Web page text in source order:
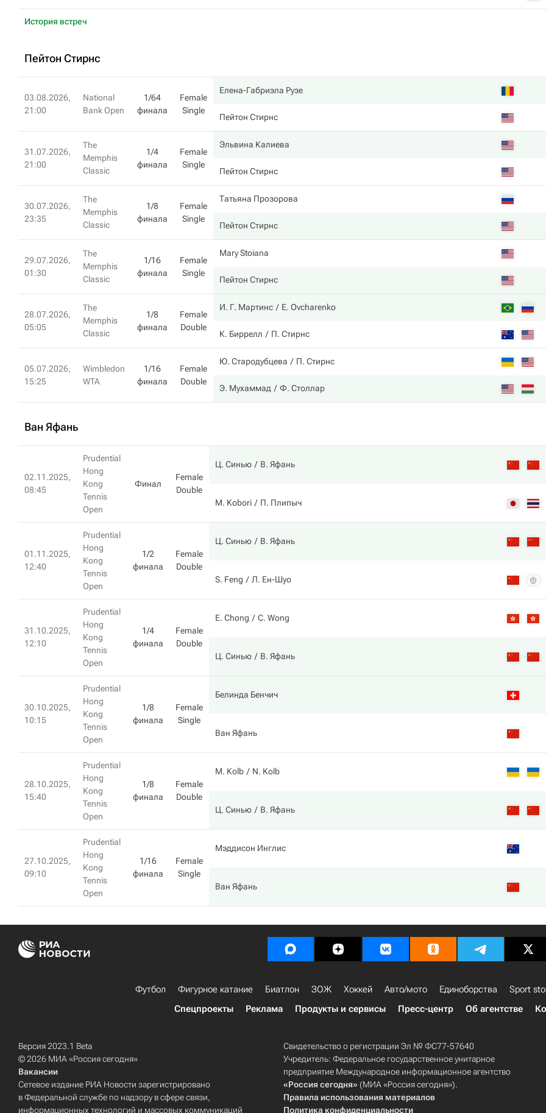
История встреч
Пейтон Стирнс
03.08.2026,
21:00
National
Bank Open
1/64
финала
Female
Single
Елена-Габриэла Рузе
Пейтон Стирнс
31.07.2026,
21:00
The
Memphis
Classic
1/4
финала
Female
Single
Эльвина Калиева
Пейтон Стирнс
30.07.2026,
23:35
The
Memphis
Classic
1/8
финала
Female
Single
Татьяна Прозорова
Пейтон Стирнс
29.07.2026,
01:30
The
Memphis
Classic
1/16
финала
Female
Single
Mary Stoiana
Пейтон Стирнс
28.07.2026,
05:05
The
Memphis
Classic
1/8
финала
Female
Double
И. Г. Мартинс E. Ovcharenko
К. Биррелл П. Стирнс
05.07.2026,
15:25
Wimbledon
WTA
1/16
финала
Female
Double
Ю. Стародубцева П. Стирнс
Э. Мухаммад Ф. Столлар
Ван Яфань
02.11.2025,
08:45
Prudential
Hong
Kong
Tennis
Open
Финал
Female
Double
Ц. Синью В. Яфань
M. Kobori П. Плипыч
01.11.2025,
12:40
Prudential
Hong
Kong
Tennis
Open
1/2
финала
Female
Double
Ц. Синью В. Яфань
S. Feng Л. Ен-Шуо
31.10.2025,
12:10
Prudential
Hong
Kong
Tennis
Open
1/4
финала
Female
Double
E. Chong C. Wong
Ц. Синью В. Яфань
30.10.2025,
10:15
Prudential
Hong
Kong
Tennis
Open
1/8
финала
Female
Single
Белинда Бенчич
Ван Яфань
28.10.2025,
15:40
Prudential
Hong
Kong
Tennis
Open
1/8
финала
Female
Double
M. Kolb N. Kolb
Ц. Синью В. Яфань
27.10.2025,
09:10
Prudential
Hong
Kong
Tennis
Open
1/16
финала
Female
Single
Мэддисон Инглис
Ван Яфань
Футбол Фигурное катание Биатлон ЗОЖ Хоккей Авто/мото Единоборства Sport
Спецпроекты
Реклама Продукты и сервисы Пресс-центр Об агентстве
Версия 2023.1 Beta
© 2026 МИА «Россия сегодня»
Вакансии
Сетевое издание РИА Новости зарегистрировано
в Федеральной службе по надзору в сфере связи,
информационных технологий и массовых коммуникаций
Свидетельство о регистрации Эл № ФС77-57640
Учредитель: Федеральное государственное унитарное
предприятие Международное информационное агентство
«Россия сегодня» (МИА «Россия сегодня»).
Правила использования материалов
Политика конфиденциальности